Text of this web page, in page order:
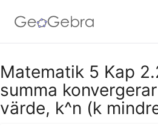
Google Classroom -
GeoGebra Classroom -
Matematik 5 Kap
summa
värde, k^n (k